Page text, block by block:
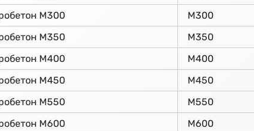
М300
М300
М350
М350
М400
М400
М450
М450
М550
М550
М600
М600